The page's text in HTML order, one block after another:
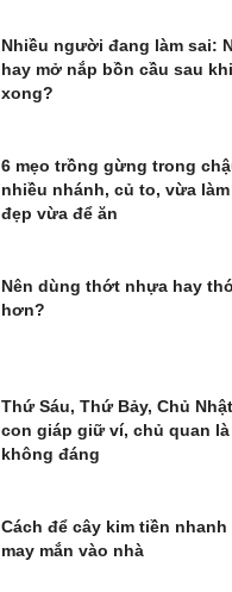
Nhiều người đang làm sai:
hay mở nắp bồn cầu sau
xong?
6 mẹo trồng gừng trong
nhiều nhánh, củ to, vừa
đẹp vừa để ăn
Nên dùng thớt nhựa hay
hơn?
Thứ Sáu, Thứ Bảy, Chủ
con giáp giữ ví, chủ quan là
không đáng
Cách để cây kim tiền
may mắn vào nhà